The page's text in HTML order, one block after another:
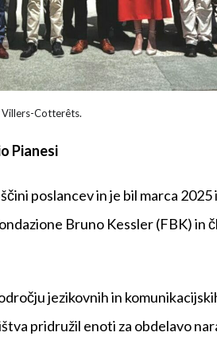
Villers-Cotterêts.
Pianesi
poslancev in je bil marca
Bruno Kessler (FBK) in
jezikovnih in
pridružil enoti za obdelavo